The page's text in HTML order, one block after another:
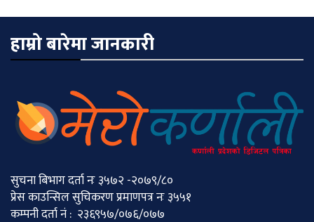
हाम्रो बारेमा जानकारी
सुचना बिभाग दर्ता नः ३५७२ -२०७९/८०
प्रेस काउन्सिल सुचिकरण प्रमाणपत्र नः ३५५१
कम्पनी दर्ता नं : २३६९५७/०७६/०७७